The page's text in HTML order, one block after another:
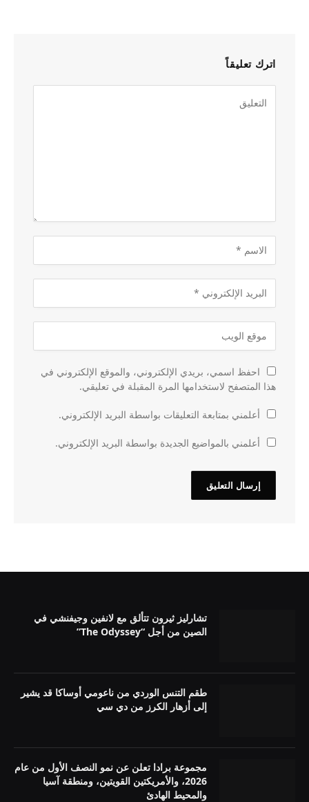
اترك تعليقاً
احفظ اسمي، بريدي الإلكتروني، والموقع الإلكتروني في
هذا المتصفح لاستخدامها المرة المقبلة في تعليقي.
أعلمني بمتابعة التعليقات بواسطة البريد الإلكتروني.
أعلمني بالمواضيع الجديدة بواسطة البريد الإلكتروني.
تشارليز ثيرون تتألق مع لانفين وجيفنشي في
الصين من أجل “The Odyssey”
طقم التنس الوردي من ناعومي أوساكا قد يشير
إلى أزهار الكرز من دي سي
مجموعة برادا تعلن عن نمو النصف الأول من عام
2026، والأمريكتين القويتين، ومنطقة آسيا
والمحيط الهادئ